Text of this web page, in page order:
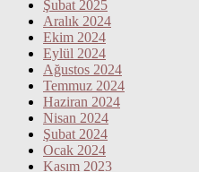
Şubat 2025
Aralık 2024
Ekim 2024
Eylül 2024
Ağustos 2024
Temmuz 2024
Haziran 2024
Nisan 2024
Şubat 2024
Ocak 2024
Kasım 2023